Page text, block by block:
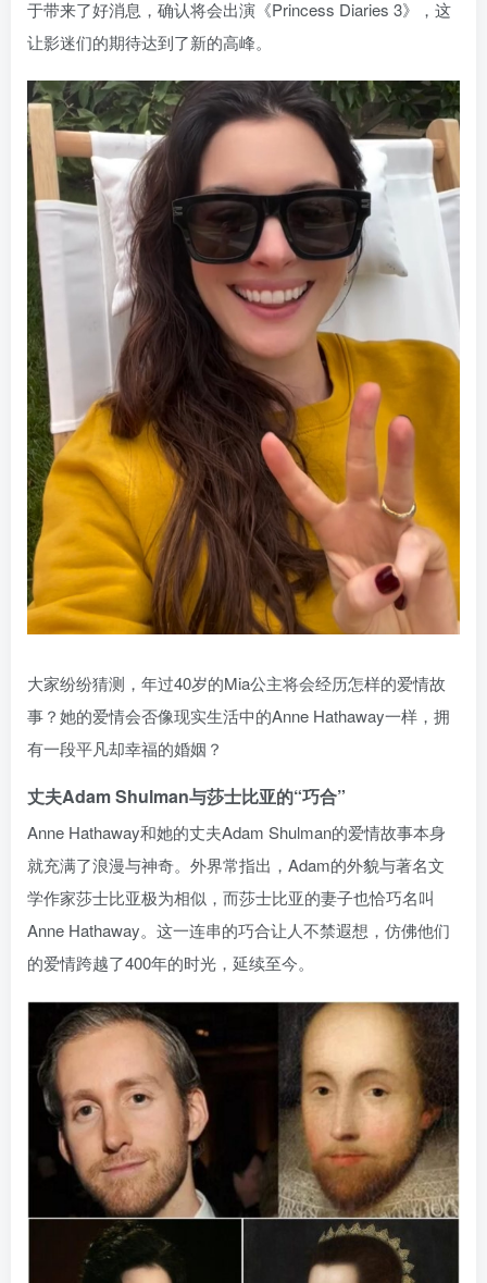
于带来了好消息，确认将会出演《Princess Diaries 3》，这
让影迷们的期待达到了新的高峰。
大家纷纷猜测，年过40岁的Mia公主将会经历怎样的爱情故
事？她的爱情会否像现实生活中的Anne Hathaway一样，拥
有一段平凡却幸福的婚姻？
丈夫Adam Shulman与莎士比亚的“巧合”
Anne Hathaway和她的丈夫Adam Shulman的爱情故事本身
就充满了浪漫与神奇。外界常指出，Adam的外貌与著名文
学作家莎士比亚极为相似，而莎士比亚的妻子也恰巧名叫
Anne Hathaway。这一连串的巧合让人不禁遐想，仿佛他们
的爱情跨越了400年的时光，延续至今。